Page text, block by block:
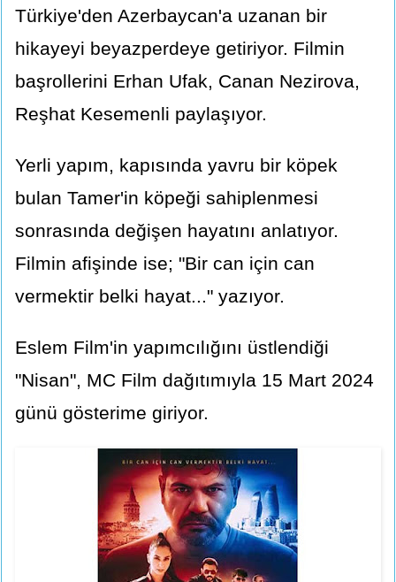
Türkiye'den Azerbaycan'a uzanan bir
hikayeyi beyazperdeye getiriyor. Filmin
başrollerini Erhan Ufak, Canan Nezirova,
Reşhat Kesemenli paylaşıyor.
Yerli yapım, kapısında yavru bir köpek
bulan Tamer'in köpeği sahiplenmesi
sonrasında değişen hayatını anlatıyor.
Filmin afişinde ise; "Bir can için can
vermektir belki hayat..." yazıyor.
Eslem Film'in yapımcılığını üstlendiği
"Nisan", MC Film dağıtımıyla 15 Mart 2024
günü gösterime giriyor.